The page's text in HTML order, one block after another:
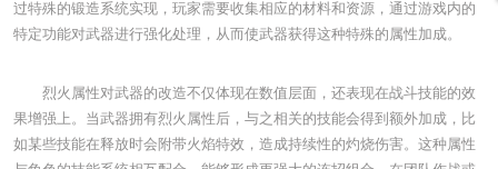
过特殊的锻造系统实现，玩家需要收集相应的材料和资源，通过游戏内的
特定功能对武器进行强化处理，从而使武器获得这种特殊的属性加成。
烈火属性对武器的改造不仅体现在数值层面，还表现在战斗技能的效
果增强上。当武器拥有烈火属性后，与之相关的技能会得到额外加成，比
如某些技能在释放时会附带火焰特效，造成持续性的灼烧伤害。这种属性